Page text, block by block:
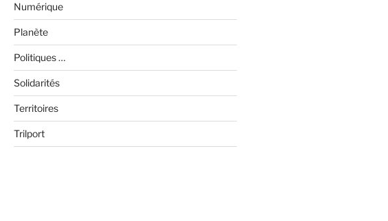
Numérique
Planète
Politiques …
Solidarités
Territoires
Trilport